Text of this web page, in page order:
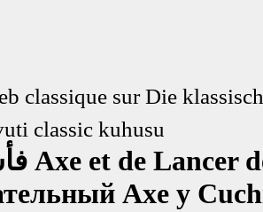
classique surDie
classic kuhusu
Axe et de Lancer
Axe y